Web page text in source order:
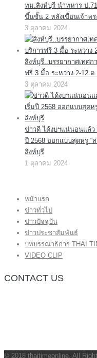
ทม.สิงห์บุรี นำทหาร ป
ขึ้นชั้น 2 หลังเขื่อนเจ้าพ
3 ตุลาคม 2024
สิงห์บุรี..บรรยากาศเทศก
ฟรี 3 มื้อ ระหว่าง 2-12 ต
3 ตุลาคม 2024
ข่าวดี ได้งบฯแน่นอนแล้ว
ปี 2568 ออกแบบสุดหรู
สิงห์บุรี
1 ตุลาคม 2024
หน้าแรก
ข่าวทั่วไป
ข่าวปัจจุบัน
ข่าวประชาสัมพันธ์
บทบรรณาธิการ THAI
VIDEO CLIP
CONTACT US
© 2018 thaitimeonline. All